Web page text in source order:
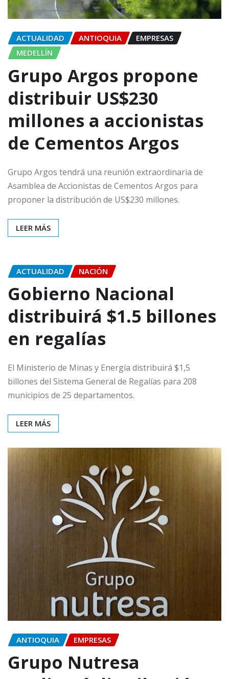
ACTUALIDAD ANTIOQUIA
EMPRESAS
MEDELLÍN
Grupo Argos propone
distribuir US$230
millones a accionistas
de Cementos Argos
Grupo Argos tendrá una reunión extraordinaria de
Asamblea de Accionistas de Cementos Argos para
proponer la distribución de US$230 millones.
LEER MÁS
ACTUALIDAD NACIÓN
Gobierno Nacional
distribuirá $1.5 billones
en regalías
El Ministerio de Minas y Energía distribuirá $1,5
billones del Sistema General de Regalías para 208
municipios de 25 departamentos.
LEER MÁS
ANTIOQUIA EMPRESAS
Grupo Nutresa